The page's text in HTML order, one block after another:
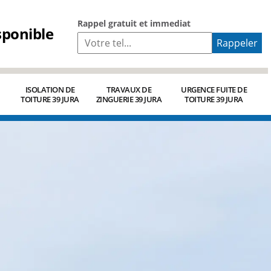
Rappel gratuit et immediat
ISOLATION DE
TOITURE 39 JURA
TRAVAUX DE
ZINGUERIE 39 JURA
URGENCE FUITE DE
TOITURE 39 JURA